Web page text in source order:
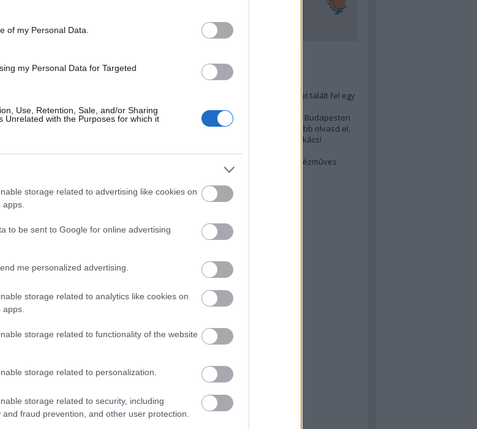
of my Personal Data.
my Personal Data for Targeted
Use, Retention, Sale, and/or Sharing
Unrelated with the Purposes for which it
storage related to advertising like cookies on
to be sent to Google for online advertising
me personalized advertising.
storage related to analytics like cookies on
storage related to functionality of the website
storage related to personalization.
storage related to security, including
fraud prevention, and other user protection.
TOP5
Annyira menő Budapest-térképet talált fel egy
A 10 legjobb (elérhető árú) ebéd Budapesten
Szakács akarsz lenni? Akkor előbb olvasd el,
mit gondol erről egy magyar szakács!
Budapest rejtett kincsei: orosz kézműves
afrikai konyha
ázsiai konyha
baszk konyha
belgium
bocusedor
bocuse dor
dél amerika
English
északi konyha